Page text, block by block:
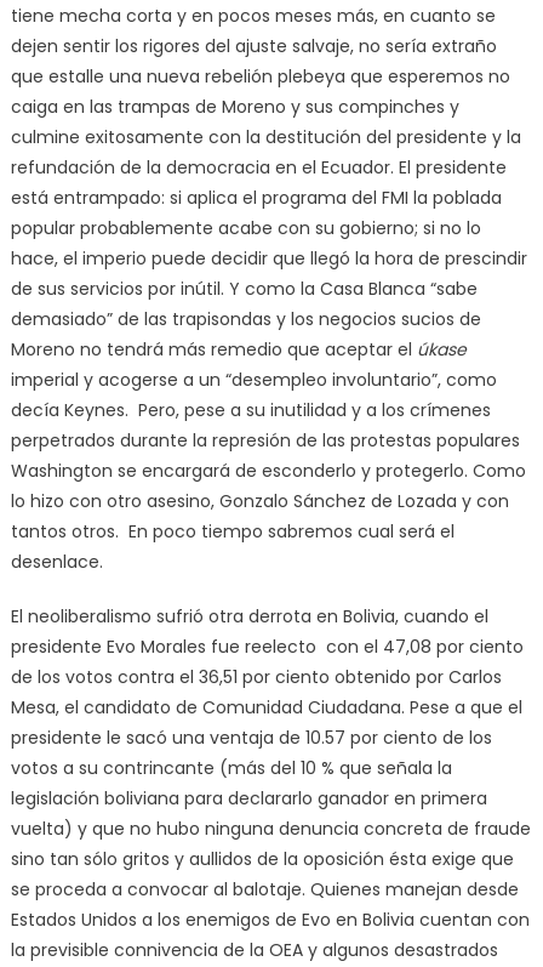
tiene mecha corta y en pocos meses más, en cuanto se
dejen sentir los rigores del ajuste salvaje, no sería extraño
que estalle una nueva rebelión plebeya que esperemos no
caiga en las trampas de Moreno y sus compinches y
culmine exitosamente con la destitución del presidente y la
refundación de la democracia en el Ecuador. El presidente
está entrampado: si aplica el programa del FMI la poblada
popular probablemente acabe con su gobierno; si no lo
hace, el imperio puede decidir que llegó la hora de prescindir
de sus servicios por inútil. Y como la Casa Blanca “sabe
demasiado” de las trapisondas y los negocios sucios de
Moreno no tendrá más remedio que aceptar el úkase
imperial y acogerse a un “desempleo involuntario”, como
decía Keynes. Pero, pese a su inutilidad y a los crímenes
perpetrados durante la represión de las protestas populares
Washington se encargará de esconderlo y protegerlo. Como
lo hizo con otro asesino, Gonzalo Sánchez de Lozada y con
tantos otros. En poco tiempo sabremos cual será el
desenlace.
El neoliberalismo sufrió otra derrota en Bolivia, cuando el
presidente Evo Morales fue reelecto con el 47,08 por ciento
de los votos contra el 36,51 por ciento obtenido por Carlos
Mesa, el candidato de Comunidad Ciudadana. Pese a que el
presidente le sacó una ventaja de 10.57 por ciento de los
votos a su contrincante (más del 10 % que señala la
legislación boliviana para declararlo ganador en primera
vuelta) y que no hubo ninguna denuncia concreta de fraude
sino tan sólo gritos y aullidos de la oposición ésta exige que
se proceda a convocar al balotaje. Quienes manejan desde
Estados Unidos a los enemigos de Evo en Bolivia cuentan con
la previsible connivencia de la OEA y algunos desastrados